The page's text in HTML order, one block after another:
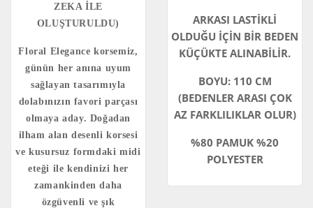
ZEKA İLE
OLUŞTURULDU)
Floral Elegance korsemiz,
günün her anına uyum
sağlayan tasarımıyla
dolabınızın favori parçası
olmaya aday. Doğadan
ilham alan desenli korsesi
ve kusursuz formdaki midi
eteği ile kendinizi her
zamankinden daha
özgüvenli ve şık
ARKASI LASTİKLİ
OLDUĞU İÇİN BİR BEDEN
KÜÇÜKTE ALINABİLİR.
BOYU: 110 CM
(BEDENLER ARASI ÇOK
AZ FARKLILIKLAR OLUR)
%80 PAMUK %20
POLYESTER